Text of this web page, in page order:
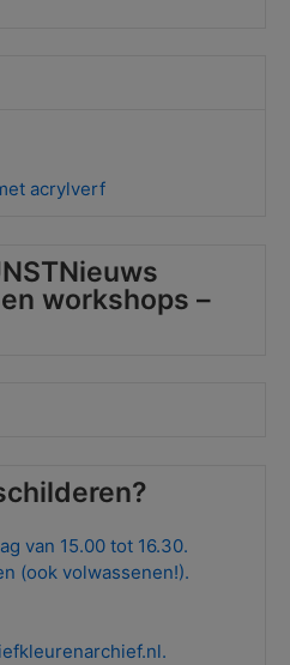
acrylverf
workshops –
van 15.00 tot 16.30.
(ook volwassenen!).